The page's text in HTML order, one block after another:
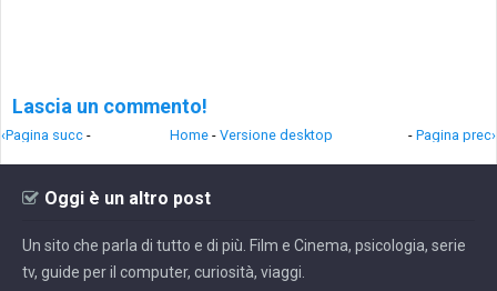
Lascia un commento!
‹Pagina succ - - Pagina prec›
Home - Versione desktop
Oggi è un altro post
Un sito che parla di tutto e di più. Film e Cinema, psicologia, serie
tv, guide per il computer, curiosità, viaggi.